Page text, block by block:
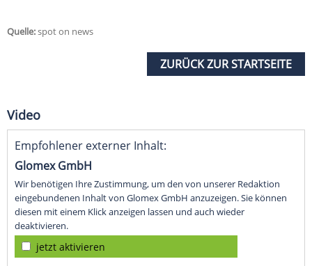
Quelle:spot on news
ZURÜCK ZUR STARTSEITE
Video
Empfohlener externer Inhalt:
Glomex GmbH
Wir benötigen Ihre Zustimmung, um den von unserer Redaktion
eingebundenen Inhalt von Glomex GmbH anzuzeigen. Sie können
diesen mit einem Klick anzeigen lassen und auch wieder
deaktivieren.
jetzt aktivieren